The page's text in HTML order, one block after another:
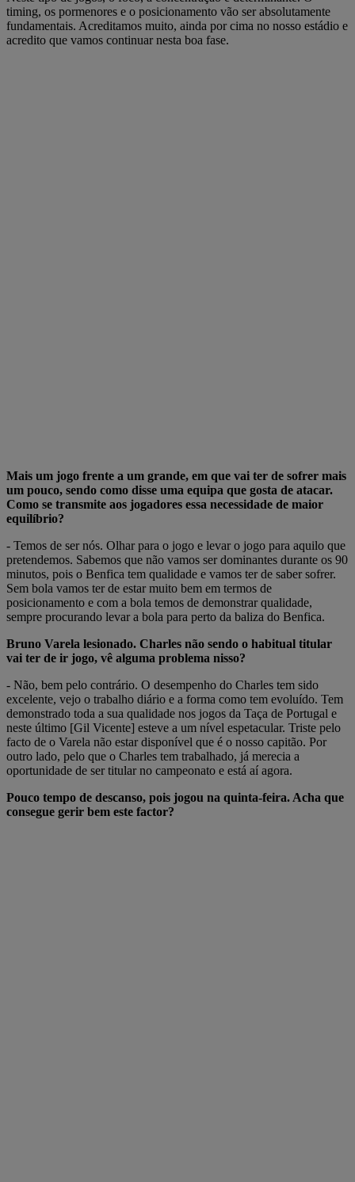
timing, os pormenores e o posicionamento vão ser absolutamente
fundamentais. Acreditamos muito, ainda por cima no nosso estádio e
acredito que vamos continuar nesta boa fase.
Mais um jogo frente a um grande, em que vai ter de sofrer mais
um pouco, sendo como disse uma equipa que gosta de atacar.
Como se transmite aos jogadores essa necessidade de maior
equilíbrio?
- Temos de ser nós. Olhar para o jogo e levar o jogo para aquilo que
pretendemos. Sabemos que não vamos ser dominantes durante os 90
minutos, pois o Benfica tem qualidade e vamos ter de saber sofrer.
Sem bola vamos ter de estar muito bem em termos de
posicionamento e com a bola temos de demonstrar qualidade,
sempre procurando levar a bola para perto da baliza do Benfica.
Bruno Varela lesionado. Charles não sendo o habitual titular
vai ter de ir jogo, vê alguma problema nisso?
- Não, bem pelo contrário. O desempenho do Charles tem sido
excelente, vejo o trabalho diário e a forma como tem evoluído. Tem
demonstrado toda a sua qualidade nos jogos da Taça de Portugal e
neste último [Gil Vicente] esteve a um nível espetacular. Triste pelo
facto de o Varela não estar disponível que é o nosso capitão. Por
outro lado, pelo que o Charles tem trabalhado, já merecia a
oportunidade de ser titular no campeonato e está aí agora.
Pouco tempo de descanso, pois jogou na quinta-feira. Acha que
consegue gerir bem este factor?